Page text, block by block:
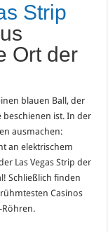
Strip
Ort der
blauen Ball, der
ist. In der
ausmachen:
an elektrischem
Las Vegas Strip der
Schließlich finden
Casinos
Röhren.